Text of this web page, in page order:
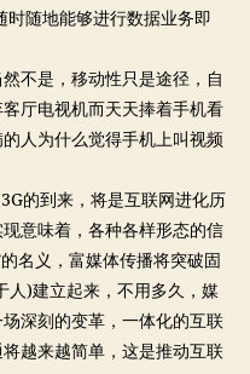
时随地能够进行数据业务即
不是，移动性只是途径，自
厅电视机而天天捧着手机看
人为什么觉得手机上叫视频
的到来，将是互联网进化历
意味着，各种各样形态的信
名义，富媒体传播将突破固
人)建立起来，不用多久，媒
深刻的变革，一体化的互联
越来越简单，这是推动互联